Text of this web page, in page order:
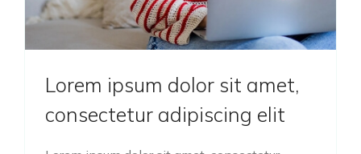
Lorem ipsum dolor sit amet,
consectetur adipiscing elit